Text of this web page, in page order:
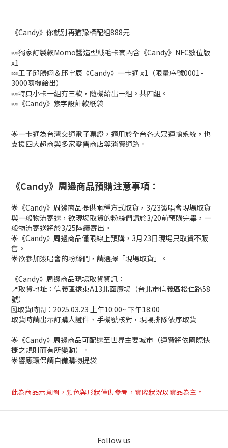
《Candy》你就別再猶豫標配組888元
🍬獨家訂製款Momo醬造型絨毛卡套內含《Candy》NFC數位版
x1
🍬王子邱勝翊＆邱宇辰《Candy》一卡通 x1（限量序號0001-
3000隨機給出）
🍬特典小卡一組有三款，隨機給出一組。共四組。
🍬《Candy》紫字設計款紙袋
🌟一卡通為台灣交通電子票證，適用於全台各大眾運輸系統，也
支援四大超商與多家零售商店等消費通路。
《Candy》周邊商品預購注意事項：
🌟《Candy》周邊商品提供兩種方式取貨，3/23簽唱會現場取貨
與一般物流寄送，欲現場取貨的粉絲們請於3/20前預購完畢，一
般物流寄送將於3/25陸續寄出。
🌟《Candy》周邊商品僅限線上預購，3月23日現場只取貨不販
售。
🌟欲參加簽唱會的粉絲們，請選擇「現場取貨」。
《Candy》周邊商品現場取貨資訊：
📍取貨地址：信義區遠東A13北面廣場（台北市信義區松仁路58
號）
🗓️取貨時間：2025.03.23 上午10:00~ 下午18:00
取貨時請出示訂購人證件、手機號核對，現場排隊依序取貨
🌟《Candy》周邊商品可配送至世界主要城市（運費將依國際快
捷之規則而有所變動）。
🌟響應環保請自備購物提袋
此為商品示意圖，顏色與形狀僅供參考，實際狀況以實品為主。
Follow us